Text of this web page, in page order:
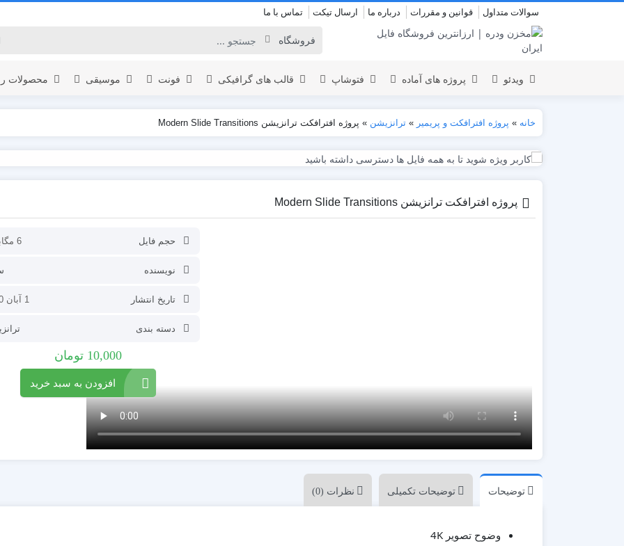
سوالات متداول قوانین و مقررات درباره ما ارسال تیکت تماس با ما
ویدئو پروژه های آماده
نمایش لوگو
عروسی
عناوین
استودیو مجازی
شبکه های اجتماعی
علمی
مناسبات ویژه
موکاپ تبلیغاتی
المنت
نمایش لوگو
عناوین
نمایش ویدئو
برودکست
المنت
افتتاحیه
تبلیغات محصول
نمایش ویدئو
فتوشاپ قالب های گرافیکی فونت موسیقی محصولات
خانه » پروژه افترافکت و پریمیر » ترانزیشن » پروژه افترافکت ترانزیشن Modern Slide Transitions
پروژه افترافکت ترانزیشن Modern Slide Transitions
حجم فایل 6 مگابایت
نویسنده
تاریخ انتشار 1 آبان 1400
دسته بندی
10,000 تومان
افزودن به سبد خرید
توضیحات توضیحات تکمیلی نظرات (0)
وضوح تصویر 4K